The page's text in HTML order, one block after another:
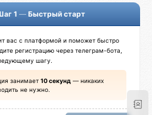
1 — Быстрый старт
вас с платформой и поможет быстро
регистрацию через телеграм-бота,
шагу.
занимает 10 секунд — никаких
не нужно.